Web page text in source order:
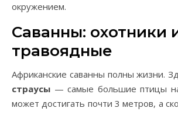
окружением.
Саванны: охотники
травоядные
Африканские саванны полны жизни.
страусы — самые большие птицы
может достигать почти 3 метров, а